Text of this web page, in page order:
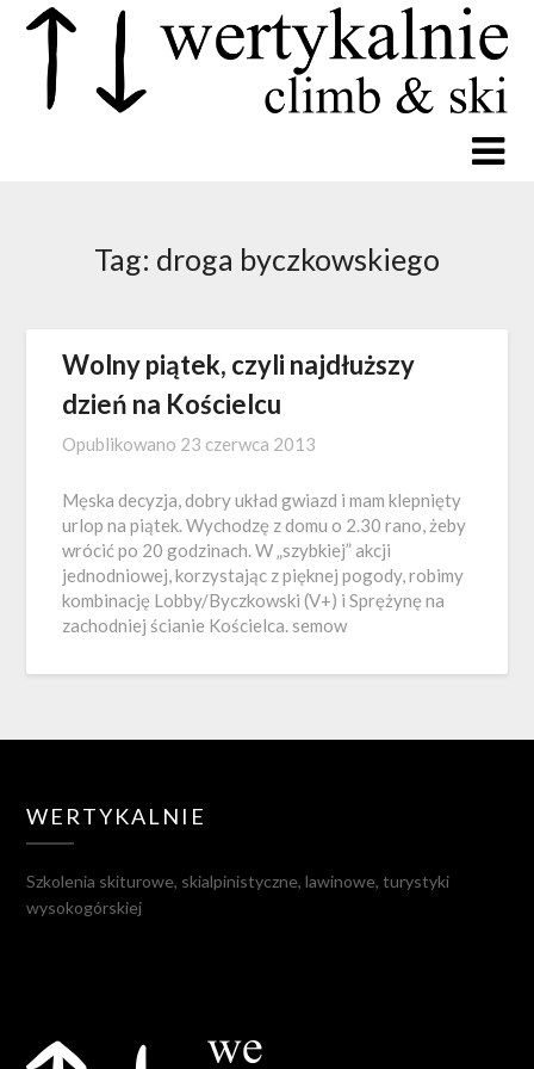
Tag: droga byczkowskiego
Wolny piątek, czyli najdłuższy
dzień na Kościelcu
Opublikowano 23 czerwca 2013
Męska decyzja, dobry układ gwiazd i mam klepnięty
urlop na piątek. Wychodzę z domu o 2.30 rano, żeby
wrócić po 20 godzinach. W „szybkiej” akcji
jednodniowej, korzystając z pięknej pogody, robimy
kombinację Lobby/Byczkowski (V+) i Sprężynę na
zachodniej ścianie Kościelca. semow
WERTYKALNIE
Szkolenia skiturowe, skialpinistyczne, lawinowe, turystyki
wysokogórskiej